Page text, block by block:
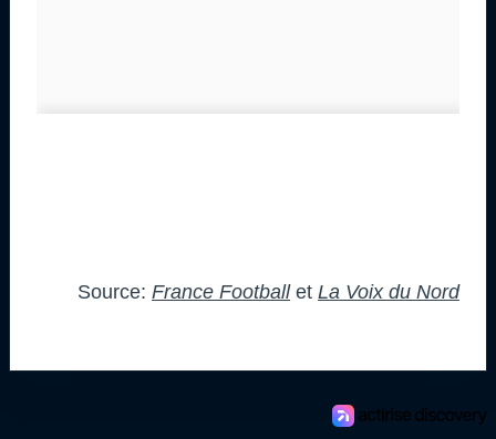
Source: France Footballet La Voix du Nord